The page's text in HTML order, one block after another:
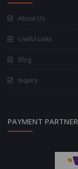
About Us
Useful Links
Blog
Inquiry
PAYMENT PARTNER